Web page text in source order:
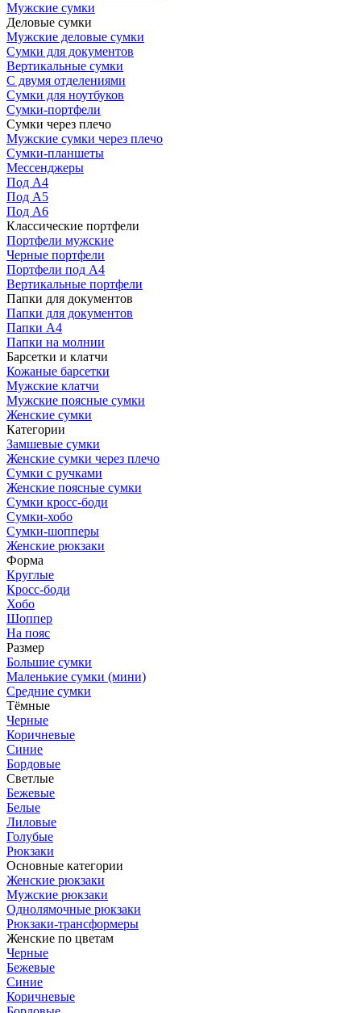
Мужские сумки
Деловые сумки
Мужские деловые сумки
Сумки для документов
Вертикальные сумки
С двумя отделениями
Сумки для ноутбуков
Сумки-портфели
Сумки через плечо
Мужские сумки через плечо
Сумки-планшеты
Мессенджеры
Под А4
Под А5
Под А6
Классические портфели
Портфели мужские
Черные портфели
Портфели под А4
Вертикальные портфели
Папки для документов
Папки для документов
Папки А4
Папки на молнии
Барсетки и клатчи
Кожаные барсетки
Мужские клатчи
Мужские поясные сумки
Женские сумки
Категории
Замшевые сумки
Женские сумки через плечо
Сумки с ручками
Женские поясные сумки
Сумки кросс-боди
Сумки-хобо
Сумки-шопперы
Женские рюкзаки
Форма
Круглые
Кросс-боди
Хобо
Шоппер
На пояс
Размер
Большие сумки
Маленькие сумки (мини)
Средние сумки
Тёмные
Черные
Коричневые
Синие
Бордовые
Светлые
Бежевые
Белые
Лиловые
Голубые
Рюкзаки
Основные категории
Женские рюкзаки
Мужские рюкзаки
Однолямочные рюкзаки
Рюкзаки-трансформеры
Женские по цветам
Черные
Бежевые
Синие
Коричневые